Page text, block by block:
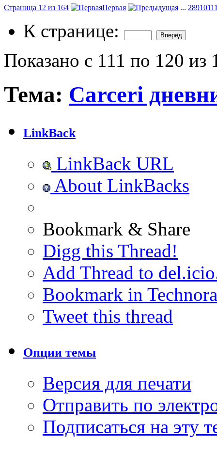
Страница 12 из 164 Первая ... 2891011
К странице:
Показано с 111 по 120 из
Тема: Carceri
LinkBack
LinkBack URL
About LinkBacks
Bookmark & Share
Digg this Thread!
Add Thread to
Bookmark in
Tweet this thread
Опции темы
Версия для печати
Отправить по
Подписаться на эту